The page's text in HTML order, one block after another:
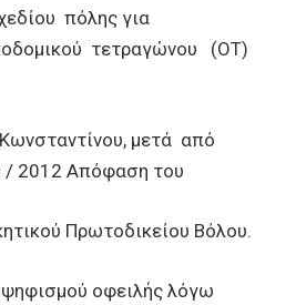
πόλης για
τετραγώνου (ΟΤ)
μετά από
2012 Απόφαση του
Πρωτοδικείου Βόλου.
οφειλής λόγω